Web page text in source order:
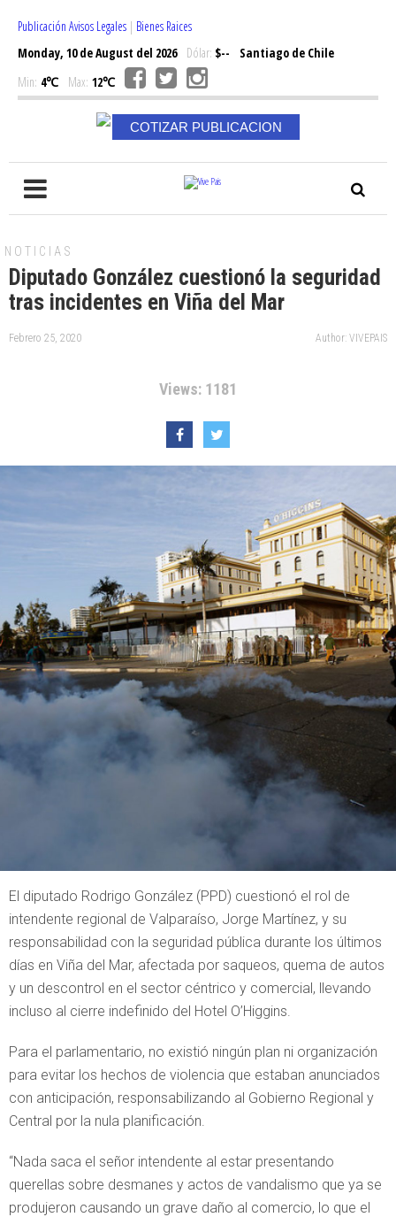
Publicación Avisos Legales | Bienes Raices
Monday, 10 de August del 2026Dólar: $--
Santiago de Chile
Min: 4℃ Max: 12℃
COTIZAR PUBLICACION
NOTICIAS
Diputado González cuestionó la seguridad
tras incidentes en Viña del Mar
Febrero 25, 2020 Author: VIVEPAIS
Views: 1181
El diputado Rodrigo González (PPD) cuestionó el rol de
intendente regional de Valparaíso, Jorge Martínez, y su
responsabilidad con la seguridad pública durante los últimos
días en Viña del Mar, afectada por saqueos, quema de autos
y un descontrol en el sector céntrico y comercial, llevando
incluso al cierre indefinido del Hotel O’Higgins.
Para el parlamentario, no existió ningún plan ni organización
para evitar los hechos de violencia que estaban anunciados
con anticipación, responsabilizando al Gobierno Regional y
Central por la nula planificación.
“Nada saca el señor intendente al estar presentando
querellas sobre desmanes y actos de vandalismo que ya se
produjeron causando un grave daño al comercio, lo que el